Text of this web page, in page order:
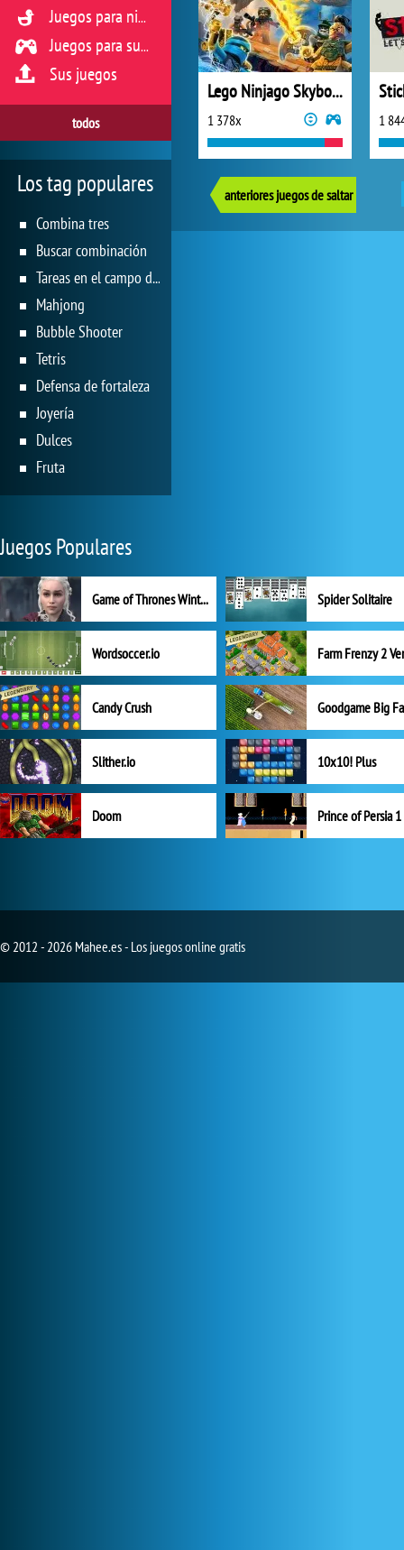
Lego Ninjago Skybound
1 378x 1
anteriores juegos de saltar
Juegos para niños
Juegos para sus reflejos
Sus juegos
todos
Los tag populares
Combina tres
Buscar combinación
Tareas en el campo de juego
Mahjong
Bubble Shooter
Tetris
Defensa de fortaleza
Joyería
Dulces
Fruta
Juegos Populares
Game of Thrones Winter is Coming Spider Solitaire
Wordsoccer.io
Candy Crush Goodgame Big
Slither.io 10x10! Plus
Doom Prince of Persia 1
© 2012 - 2026 Mahee.es - Los juegos online gratis